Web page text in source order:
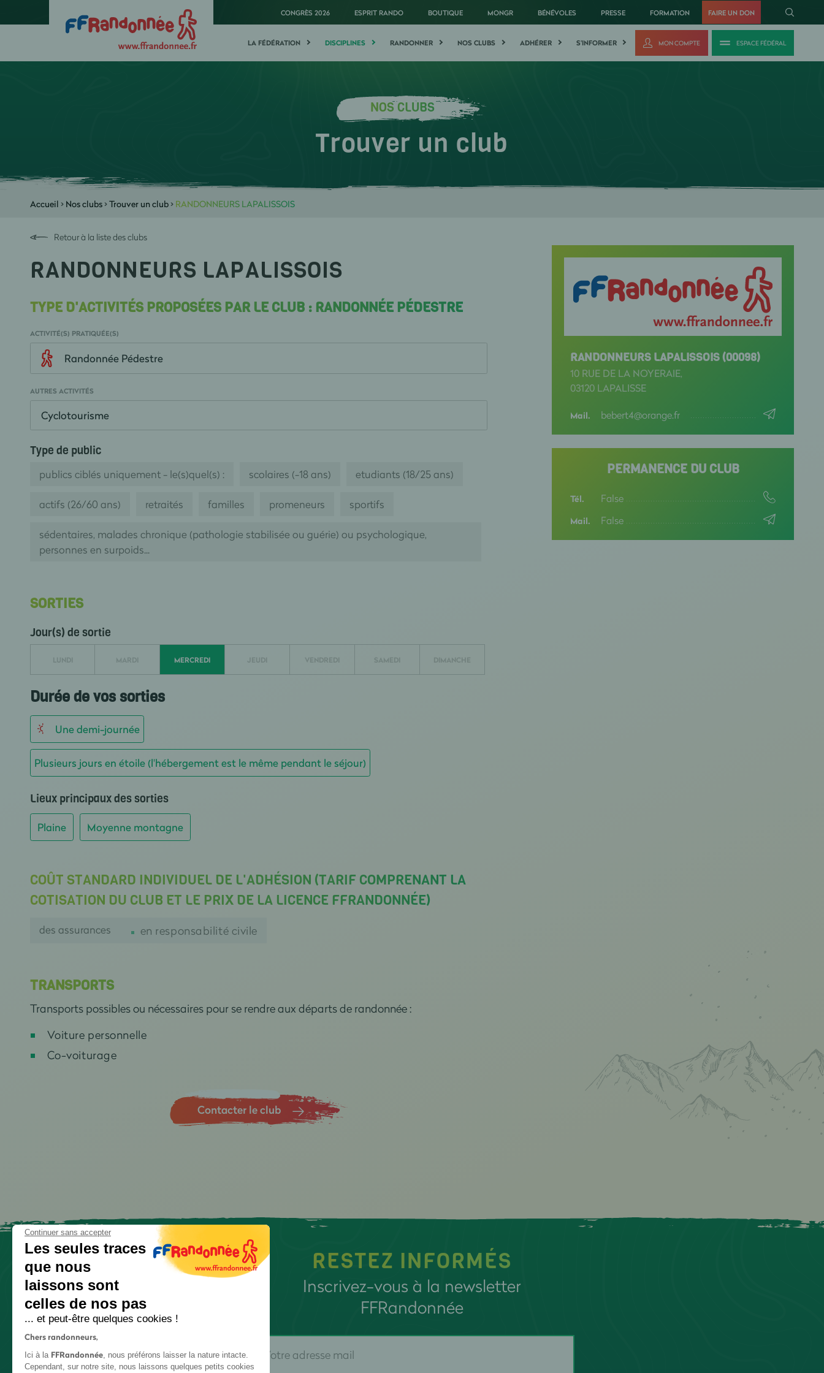
CONGRÈS 2026 ESPRIT RANDO BOUTIQUE MONGR BÉNÉVOLES PRESSE FORMATION FAIRE UN DON
LA FÉDÉRATION DISCIPLINES RANDONNER NOS CLUBS ADHÉRER S'INFORMER MON COMPTE ESPACE FÉDÉRAL
NOS CLUBS
Trouver un club
Accueil > Nos clubs>Trouver un club> RANDONNEURS LAPALISSOIS
Retour à la liste des clubs
RANDONNEURS LAPALISSOIS
TYPE D'ACTIVITÉS PROPOSÉES PAR LE CLUB : RANDONNÉE PÉDESTRE
ACTIVITÉ(S) PRATIQUÉE(S)
Randonnée Pédestre
AUTRES ACTIVITÉS
Cyclotourisme
Type de public
publics ciblés uniquement - le(s)quel(s) : scolaires (-18 ans) etudiants (18/25 ans)
actifs (26/60 ans) retraités familles promeneurs sportifs
sédentaires, malades chronique (pathologie stabilisée ou guérie) ou psychologique,
personnes en surpoids...
SORTIES
Jour(s) de sortie
LUNDI MARDI MERCREDI JEUDI VENDREDI SAMEDI DIMANCHE
Durée de vos sorties
Une demi-journée
Plusieurs jours en étoile (l'hébergement est le même pendant le séjour)
Lieux principaux des sorties
Plaine Moyenne montagne
COÛT STANDARD INDIVIDUEL DE L'ADHÉSION (TARIF COMPRENANT LA
COTISATION DU CLUB ET LE PRIX DE LA LICENCE FFRANDONNÉE)
des assurances en responsabilité civile
TRANSPORTS
Transports possibles ou nécessaires pour se rendre aux départs de randonnée :
Voiture personnelle
Co-voiturage
Contacter le club
RANDONNEURS LAPALISSOIS (00098)
10 RUE DE LA NOYERAIE,
03120 LAPALISSE
Mail. bebert4@orange.fr
PERMANENCE DU CLUB
Tél. False
Mail. False
RESTEZ INFORMÉS
Inscrivez-vous à la newsletter
FFRandonnée
Continuer sans accepter
Les seules traces
que nous
laissons sont
celles de nos pas
... et peut-être quelques cookies !
Chers randonneurs,
Ici à la FFRandonnée, nous préférons laisser la nature intacte.
Cependant, sur notre site, nous laissons quelques petits cookies